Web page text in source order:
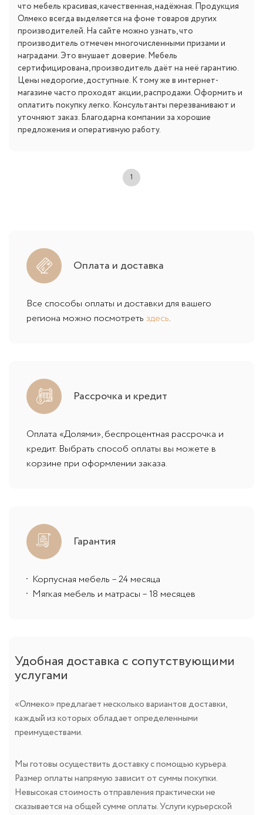
что мебель красивая, качественная, надёжная. Продукция
Олмеко всегда выделяется на фоне товаров других
производителей. На сайте можно узнать, что
производитель отмечен многочисленными призами и
наградами. Это внушает доверие. Мебель
сертифицирована, производитель даёт на неё гарантию.
Цены недорогие, доступные. К тому же в интернет-
магазине часто проходят акции, распродажи. Оформить и
оплатить покупку легко. Консультанты перезванивают и
уточняют заказ. Благодарна компании за хорошие
предложения и оперативную работу.
1
Оплата и доставка
Все способы оплаты и доставки для вашего
региона можно посмотреть здесь.
Рассрочка и кредит
Оплата «Долями», беспроцентная рассрочка и
кредит. Выбрать способ оплаты вы можете в
корзине при оформлении заказа.
Гарантия
Корпусная мебель – 24 месяца
Мягкая мебель и матрасы – 18 месяцев
Удобная доставка с сопутствующими
услугами
«Олмеко» предлагает несколько вариантов доставки,
каждый из которых обладает определенными
преимуществами.
Мы готовы осуществить доставку с помощью курьера.
Размер оплаты напрямую зависит от суммы покупки.
Невысокая стоимость отправления практически не
сказывается на общей сумме оплаты. Услуги курьерской